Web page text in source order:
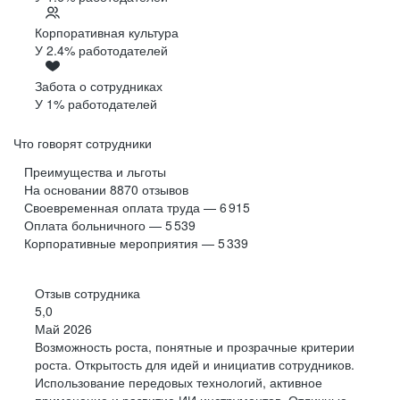
Корпоративная культура
У 2.4% работодателей
Забота о сотрудниках
У 1% работодателей
Что говорят сотрудники
Преимущества и льготы
На основании 8870 отзывов
Своевременная оплата труда — 6 915
Оплата больничного — 5 539
Корпоративные мероприятия — 5 339
Отзыв сотрудника
5,0
Май 2026
Возможность роста, понятные и прозрачные критерии
роста. Открытость для идей и инициатив сотрудников.
Использование передовых технологий, активное